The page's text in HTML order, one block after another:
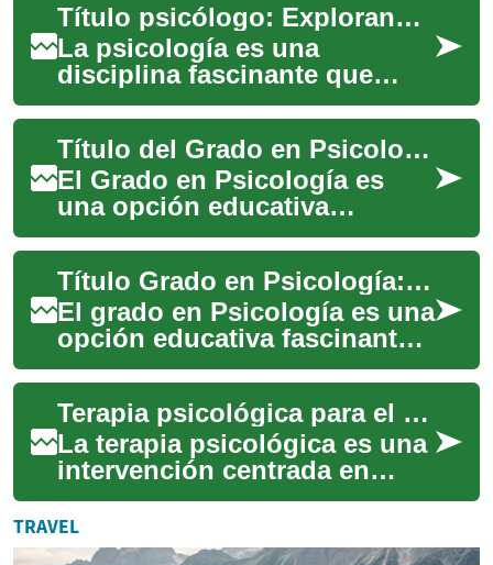
Título psicólogo: Explorando la carrera de psicología y sus oportunidades profesionales
La psicología es una
disciplina fascinante que
estudia el comportamiento
humano y los procesos
mentales. Si te intere...
Título del Grado en Psicología: Explorando el Camino hacia una Carrera en Salud Mental
El Grado en Psicología es
una opción educativa
fascinante que abre las
puertas a una carrera
dedicada a comprender y ...Título Grado en Psicología: Tu Camino hacia una Carrera en Salud Mental
El grado en Psicología es una
opción educativa fascinante
que abre las puertas a una
carrera dedicada a
comprender y ...
Terapia psicológica para el desarrollo infantil y la salud mental
La terapia psicológica es una
intervención centrada en
ayudar a las personas a
gestionar emociones,
conductas y relac...
TRAVEL